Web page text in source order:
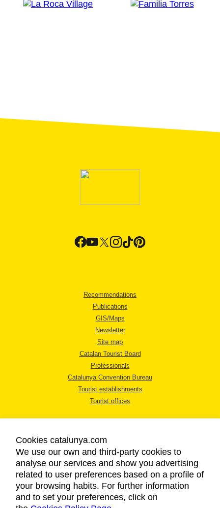
Recommendations
Publications
GIS/Maps
Newsletter
Site map
Catalan Tourist Board
Professionals
Catalunya Convention Bureau
Tourist establishments
Tourist offices
LEGAL NOTICE
PRIVACY POLICY
COOKIES POLICY
Cookies catalunya.com
We use our own and third-party cookies to
analyse our services and show you advertising
related to user preferences based on a profile of
your browsing habits. For further information
and to set your preferences, click on